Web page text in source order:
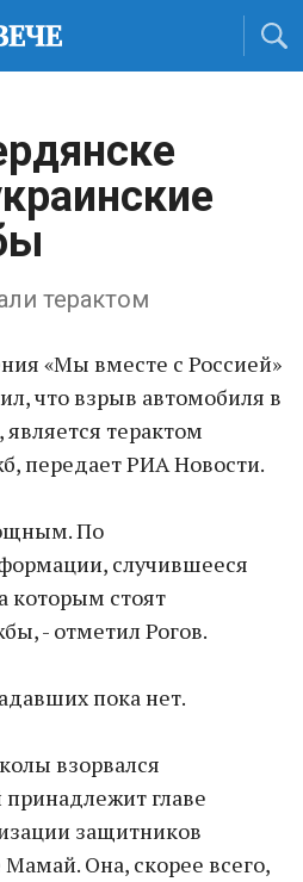
терактом
«Мы вместе с Россией»
что взрыв автомобиля в
терактом
передает РИА Новости.
По
случившееся
которым стоят
- отметил Рогов.
пока нет.
взорвался
главе
защитников
Она, скорее всего,